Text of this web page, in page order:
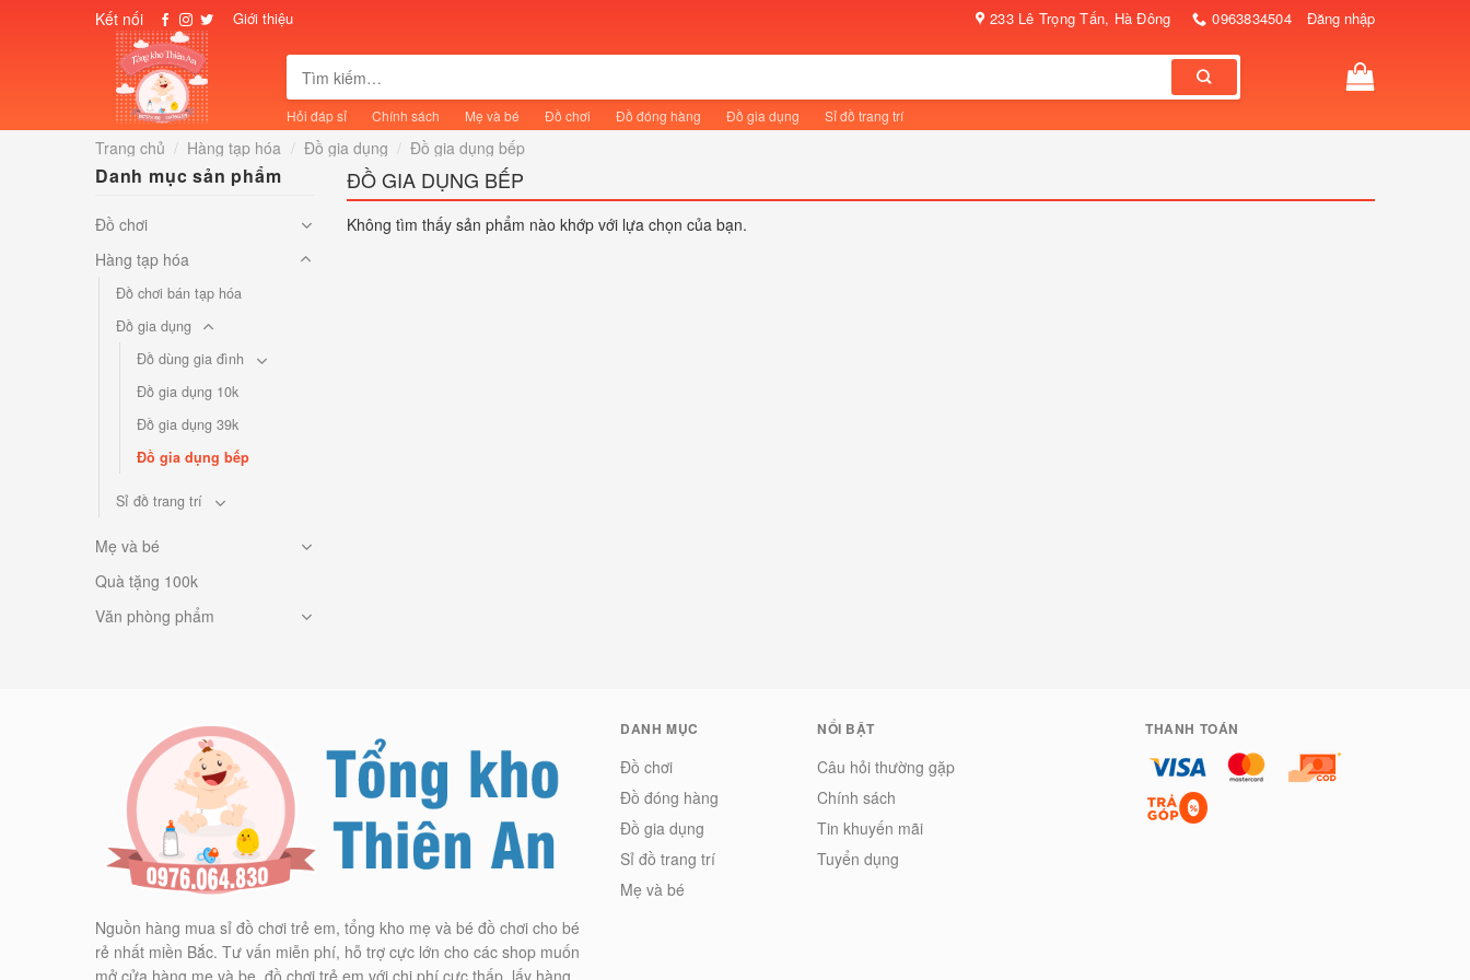
Kết nối Giới thiệu 233 Lê Trọng Tấn, Hà Đông 0963834504 Đăng nhập
kiếm:
Hỏi đáp sỉ Chính sách Mẹ và bé Đồ chơi Đồ đóng hàng Đồ gia dụng Sỉ đồ trang trí
Trang chủ / Hàng tạp hóa / Đồ gia dụng / Đồ gia dụng bếp
Danh mục sản phẩm
Đồ chơi
Hàng tạp hóa
Đồ chơi bán tạp hóa
Đồ gia dụng
Đồ dùng gia đình
Đồ gia dụng 10k
Đồ gia dụng 39k
Đồ gia dụng bếp
Sỉ đồ trang trí
Mẹ và bé
Quà tặng 100k
Văn phòng phẩm
ĐỒ GIA DỤNG BẾP
Không tìm thấy sản phẩm nào khớp với lựa chọn của bạn.
Nguồn hàng mua sỉ đồ chơi trẻ em, tổng kho mẹ và bé đồ chơi cho bé
rẻ nhất miền Bắc. Tư vấn miễn phí, hỗ trợ cực lớn cho các shop muốn
DANH MỤC
Đồ chơi
Đồ đóng hàng
Đồ gia dụng
Sỉ đồ trang trí
Mẹ và bé
NỔI BẬT
Câu hỏi thường gặp
Chính sách
Tin khuyến mãi
Tuyển dụng
THANH TOÁN